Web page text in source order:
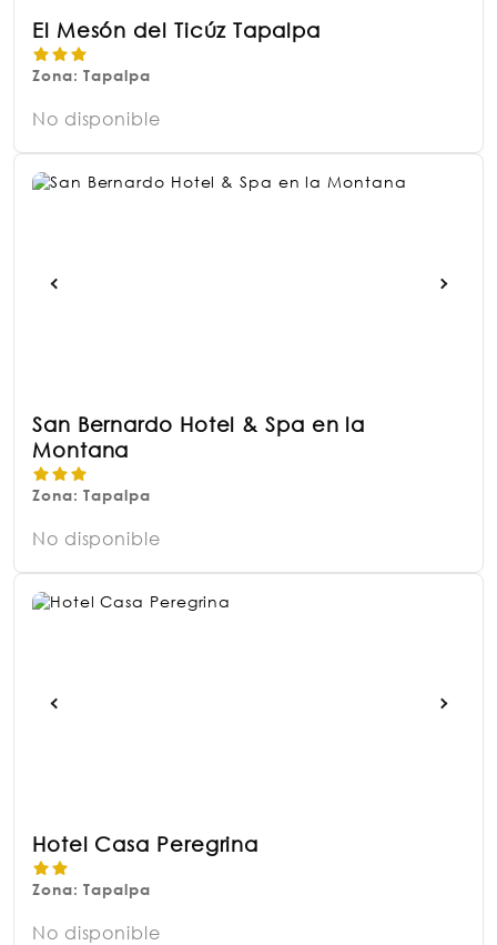
El Mesón del Ticúz Tapalpa
Zona: Tapalpa
No disponible
San Bernardo Hotel & Spa en la
Montana
Zona: Tapalpa
No disponible
Hotel Casa Peregrina
Zona: Tapalpa
No disponible